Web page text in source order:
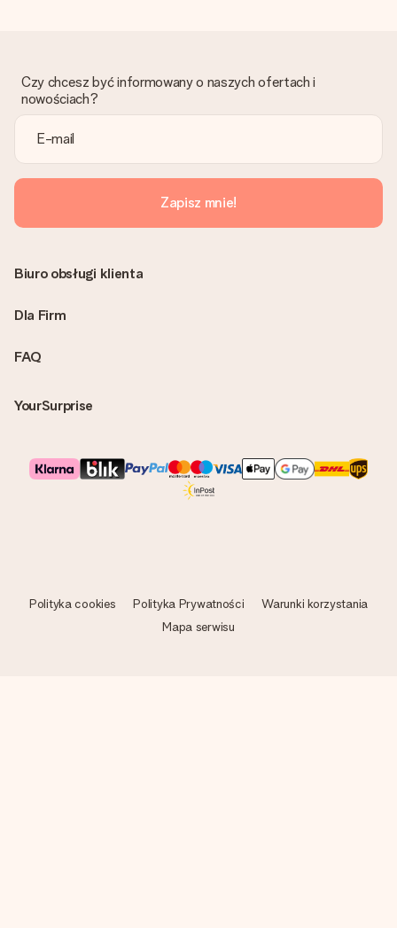
Czy faktura jest wysyłana razem z zamówieniem?
Żaden rachunek lub faktura nie jest wysyłany z zamówieniem.
Możesz ją również znaleźć na koncie MySurprise. Dzięki temu
możesz wysłać prezent bezpośrednio do odbiorcy, co będzie
prawdziwą niespodzianką!
Czy chcesz być informowany o naszych ofertach i
nowościach?
Zapisz mnie!
FAQ
YourSurprise
Biuro obsługi klienta
Dla Firm
Polityka cookies Polityka Prywatności
Warunki korzystania
Mapa serwisu